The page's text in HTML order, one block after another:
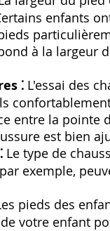
enfants
à la largeur
⁚ L'essai des
entre la pointe
est bien
Le type de
exemple‚
pieds des
votre enfant